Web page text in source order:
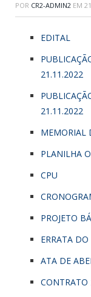
POR CR2-ADMIN2 EM
EDITAL
21.11.2022
21.11.2022
MEMORIAL
PLANILHA
CPU
PROJETO
ERRATA
ATA DE